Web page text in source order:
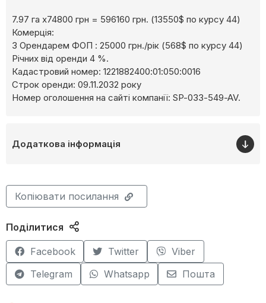
7.97 га х74800 грн = 596160 грн. (13550$ по курсу 44)
Комерція:
З Орендарем ФОП : 25000 грн./рік (568$ по курсу 44)
Річних від оренди 4 %.
Кадастровий номер: 1221882400:01:050:0016
Строк оренди: 09.11.2032 року
Номер оголошення на сайті компанії: SP-033-549-AV.
Додаткова інформація
Копіювати посилання
Поділитися
Facebook Twitter
Viber
Telegram
Whatsapp Пошта